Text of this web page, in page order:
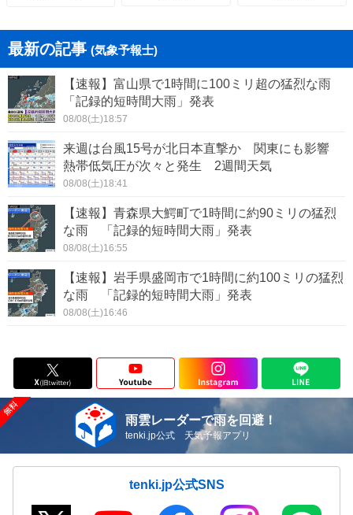
最新の記事 (気象予報士)
【速報】富山県で1時間に100ミリ超の猛烈な雨
「記録的短時間大雨」発表
08/08(土)18:57
来週は台風15号が北日本直撃か 関東にも影響
熱帯低気圧が次々と発生 2週間天気
08/08(土)18:41
【速報】青森県大鰐町で1時間に約90ミリの猛烈
な雨 「記録的短時間大雨」発表
08/08(土)16:55
【速報】岩手県盛岡市で1時間に約100ミリの猛烈
な雨 「記録的短時間大雨」発表
08/08(土)16:46
雨雲レーダーで雨を回避！
tenki.jp公式 天気予報アプリ
tenki.jp公式SNS